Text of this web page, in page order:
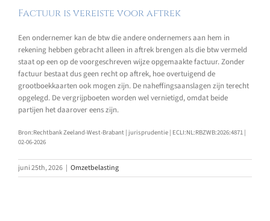
Factuur is vereiste voor aftrek
Een ondernemer kan de btw die andere ondernemers aan hem in
rekening hebben gebracht alleen in aftrek brengen als die btw vermeld
staat op een op de voorgeschreven wijze opgemaakte factuur. Zonder
factuur bestaat dus geen recht op aftrek, hoe overtuigend de
grootboekkaarten ook mogen zijn. De naheffingsaanslagen zijn terecht
opgelegd. De vergrijpboeten worden wel vernietigd, omdat beide
partijen het daarover eens zijn.
Bron:Rechtbank Zeeland-West-Brabant | jurisprudentie | ECLI:NL:RBZWB:2026:4871 |
02-06-2026
juni 25th, 2026 Omzetbelasting